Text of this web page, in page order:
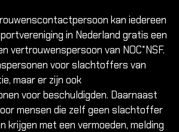
kan iedereen
in Nederland gratis een
vertrouwenspersoon van NOC*NSF.
voor slachtoffers van
maar er zijn ook
voor beschuldigden. Daarnaast
mensen die zelf geen slachtoffer
krijgen met een vermoeden, melding